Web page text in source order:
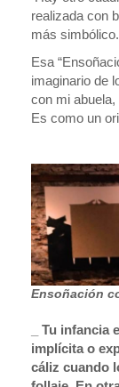
realizada con
más simbólico.
Esa
imaginario de
con mi
Es como un
Ensoñación
_ Tu
implícita o
cáliz cuando